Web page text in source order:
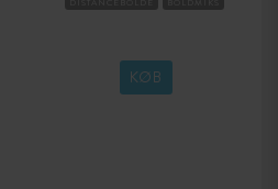
KØB